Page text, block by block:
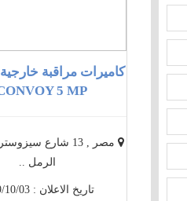
5 MP ..
مصر , 13 شارع
الرمل ..
تاريخ الاعلان : 2019/10/03